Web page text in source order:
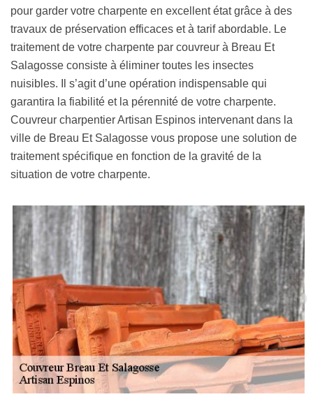
pour garder votre charpente en excellent état grâce à des
travaux de préservation efficaces et à tarif abordable. Le
traitement de votre charpente par couvreur à Breau Et
Salagosse consiste à éliminer toutes les insectes
nuisibles. Il s’agit d’une opération indispensable qui
garantira la fiabilité et la pérennité de votre charpente.
Couvreur charpentier Artisan Espinos intervenant dans la
ville de Breau Et Salagosse vous propose une solution de
traitement spécifique en fonction de la gravité de la
situation de votre charpente.